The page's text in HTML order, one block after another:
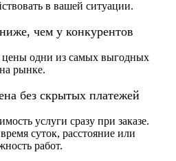
в вашей ситуации.
чем у конкурентов
цены одни из самых выгодных
на рынке.
без скрытых платежей
услуги сразу при заказе.
суток, расстояние или
работ.